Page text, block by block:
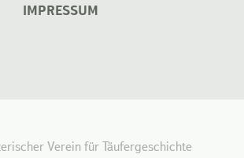
IMPRESSUM
Verein für Täufergeschichte